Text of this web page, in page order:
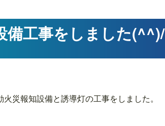
備工事をしました(^^)/
災報知設備と誘導灯の工事をしました。